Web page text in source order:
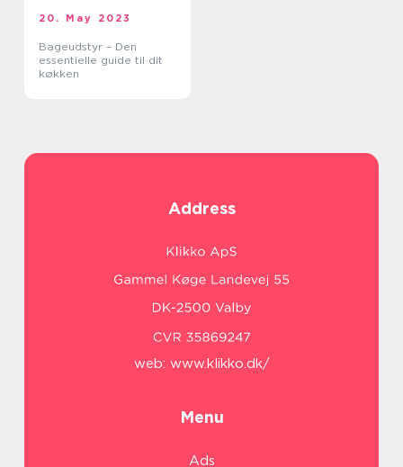
20. May 2023
Bageudstyr – Den
essentielle guide til dit
køkken
Address
web: www.klikko.dk/
Menu
Ads